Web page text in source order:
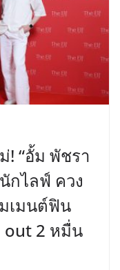
“อั้ม พัชรา
กไลฟ์ ควง
เมนต์ฟิน
out 2 หมื่น